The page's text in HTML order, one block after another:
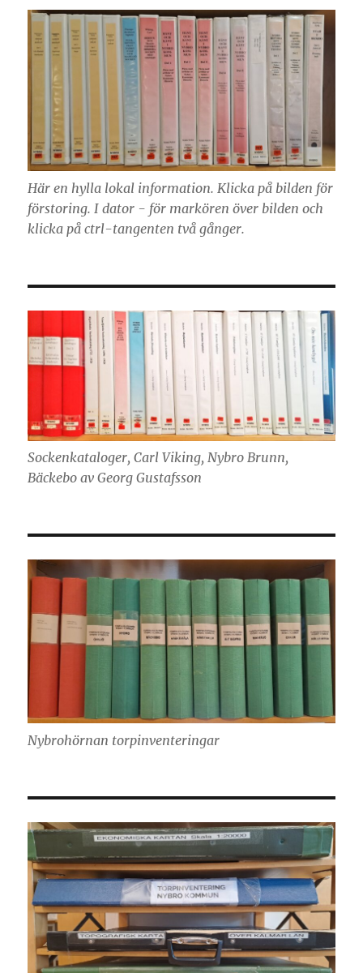
Här en hylla lokal information. Klicka på bilden för
förstoring. I dator - för markören över bilden och
klicka på ctrl-tangenten två gånger.
Sockenkataloger, Carl Viking, Nybro Brunn,
Bäckebo av Georg Gustafsson
Nybrohörnan torpinventeringar